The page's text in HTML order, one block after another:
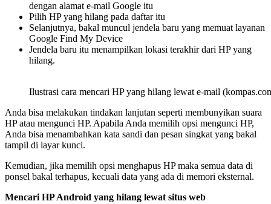
dengan alamat e-mail Google itu
Pilih HP yang hilang pada daftar itu
Selanjutnya, bakal muncul jendela baru yang memuat layanan
Google Find My Device
Jendela baru itu menampilkan lokasi terakhir dari HP yang
hilang.
Ilustrasi cara mencari HP yang hilang lewat e-mail
Anda bisa melakukan tindakan lanjutan seperti membunyikan suara
HP atau mengunci HP. Apabila Anda memilih opsi mengunci HP,
Anda bisa menambahkan kata sandi dan pesan singkat yang bakal
tampil di layar kunci.
Kemudian, jika memilih opsi menghapus HP maka semua data di
ponsel bakal terhapus, kecuali data yang ada di memori eksternal.
Mencari HP Android yang hilang lewat situs web